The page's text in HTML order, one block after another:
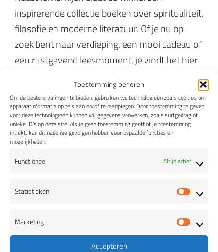
Toestemming beheren
Om de beste ervaringen te bieden, gebruiken we technologieën zoals cookies om
apparaatinformatie op te slaan en/of te raadplegen. Door toestemming te geven
voor deze technologieën kunnen wij gegevens verwerken, zoals surfgedrag of
unieke ID’s op deze site. Als je geen toestemming geeft of je toestemming
intrekt, kan dit nadelige gevolgen hebben voor bepaalde functies en
mogelijkheden.
Functioneel Altijd actief
Statistieken
Marketing
Accepteren
inspirerende collectie boeken over spiritualiteit,
filosofie en moderne literatuur. Of je nu op
zoek bent naar verdieping, een mooi cadeau of
een rustgevend leesmoment, je vindt het hier
allemaal. Ook voor bijzondere wenskaarten en
originele cadeaus ben je bij ons aan het juiste
adres.